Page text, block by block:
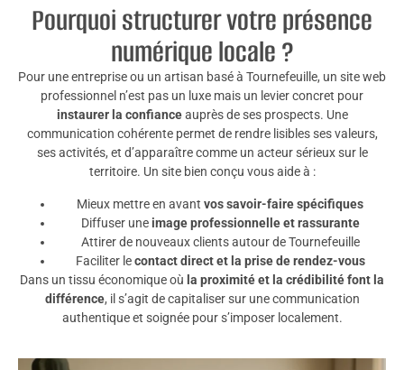
Pourquoi structurer votre présence
numérique locale ?
Pour une entreprise ou un artisan basé à Tournefeuille, un site web
professionnel n’est pas un luxe mais un levier concret pour
instaurer la confianceauprès de ses prospects. Une
communication cohérente permet de rendre lisibles ses valeurs,
ses activités, et d’apparaître comme un acteur sérieux sur le
territoire. Un site bien conçu vous aide à :
Mieux mettre en avant vos savoir-faire spécifiques
Diffuser une image professionnelle et rassurante
Attirer de nouveaux clients autour de Tournefeuille
Faciliter lecontact direct et la prise de rendez-vous
Dans un tissu économique où la proximité et la crédibilité font la
différence, il s’agit de capitaliser sur une communication
authentique et soignée pour s’imposer localement.